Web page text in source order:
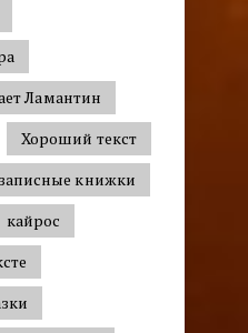
Ламантин
Хороший текст
записные книжки
кайрос